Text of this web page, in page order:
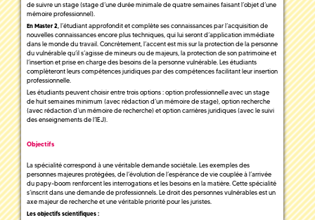
de suivre un stage (stage d’une durée minimale de quatre semaines faisant l’objet d’une
mémoire professionnel).
En Master 2, l’étudiant approfondit et complète ses connaissances par l’acquisition de
nouvelles connaissances encore plus techniques, qui lui seront d’application immédiate
dans le monde du travail. Concrètement, l’accent est mis sur la protection de la personne
du vulnérable qu’il s’agisse de mineurs ou de majeurs, la protection de son patrimoine et
l’insertion et prise en charge des besoins de la personne vulnérable. Les étudiants
complèteront leurs compétences juridiques par des compétences facilitant leur insertion
professionnelle.
Les étudiants peuvent choisir entre trois options : option professionnelleavec un stage
de huit semaines minimum (avec rédaction d’un mémoire de stage), option recherche
(avec rédaction d’un mémoire de recherche) et option carrières juridiques (avec le suivi
des enseignements de l’IEJ).
Objectifs
La spécialité correspond à une véritable demande sociétale. Les exemples des
personnes majeures protégées, de l’évolution de l’espérance de vie couplée à l’arrivée
du papy-boom renforcent les interrogations et les besoins en la matière. Cette spécialité
s’inscrit dans une demande de professionnels. Le droit des personnes vulnérables est un
axe majeur de recherche et une véritable priorité pour les juristes.
Les objectifs scientifiques :